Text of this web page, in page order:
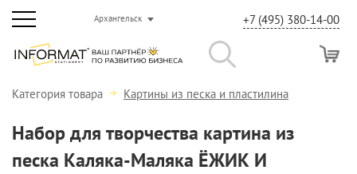
Архангельск +7 (495) 380-14-00
Категория товара Картины из песка и пластилина
Набор для творчества картина из
песка Каляка-Маляка ЁЖИК И